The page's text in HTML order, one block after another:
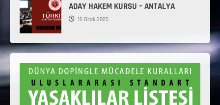
ADAY HAKEM KURSU – ANTALYA
16 Ocak 2025